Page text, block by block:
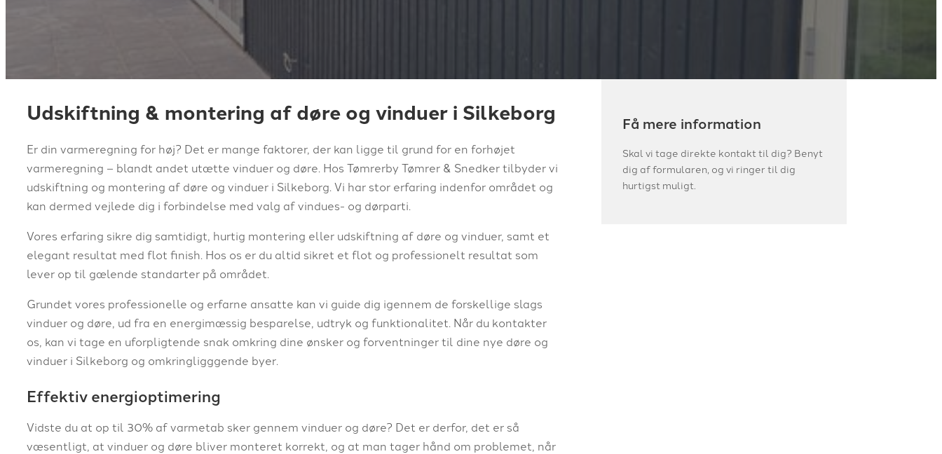
Udskiftning & montering af døre og vinduer i Silkeborg
Er din varmeregning for høj? Det er mange faktorer, der kan ligge til grund for en forhøjet
varmeregning – blandt andet utætte vinduer og døre. Hos Tømrerby Tømrer & Snedker tilbyder vi
udskiftning og montering af døre og vinduer i Silkeborg. Vi har stor erfaring indenfor området og
kan dermed vejlede dig i forbindelse med valg af vindues- og dørparti.
Vores erfaring sikre dig samtidigt, hurtig montering eller udskiftning af døre og vinduer, samt et
elegant resultat med flot finish. Hos os er du altid sikret et flot og professionelt resultat som
lever op til gælende standarter på området.
Grundet vores professionelle og erfarne ansatte kan vi guide dig igennem de forskellige slags
vinduer og døre, ud fra en energimæssig besparelse, udtryk og funktionalitet. Når du kontakter
os, kan vi tage en uforpligtende snak omkring dine ønsker og forventninger til dine nye døre og
vinduer i Silkeborg og omkringligggende byer.
Effektiv energioptimering
Vidste du at op til 30% af varmetab sker gennem vinduer og døre? Det er derfor, det er så
væsentligt, at vinduer og døre bliver monteret korrekt, og at man tager hånd om problemet, når
Få mere information
Skal vi tage direkte kontakt til dig? Benyt
dig af formularen, og vi ringer til dig
hurtigst muligt.